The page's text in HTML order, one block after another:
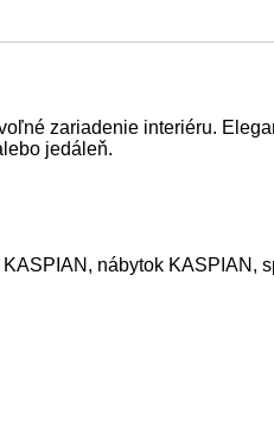
zariadenie interiéru.
jedáleň.
nábytok KASPIAN,